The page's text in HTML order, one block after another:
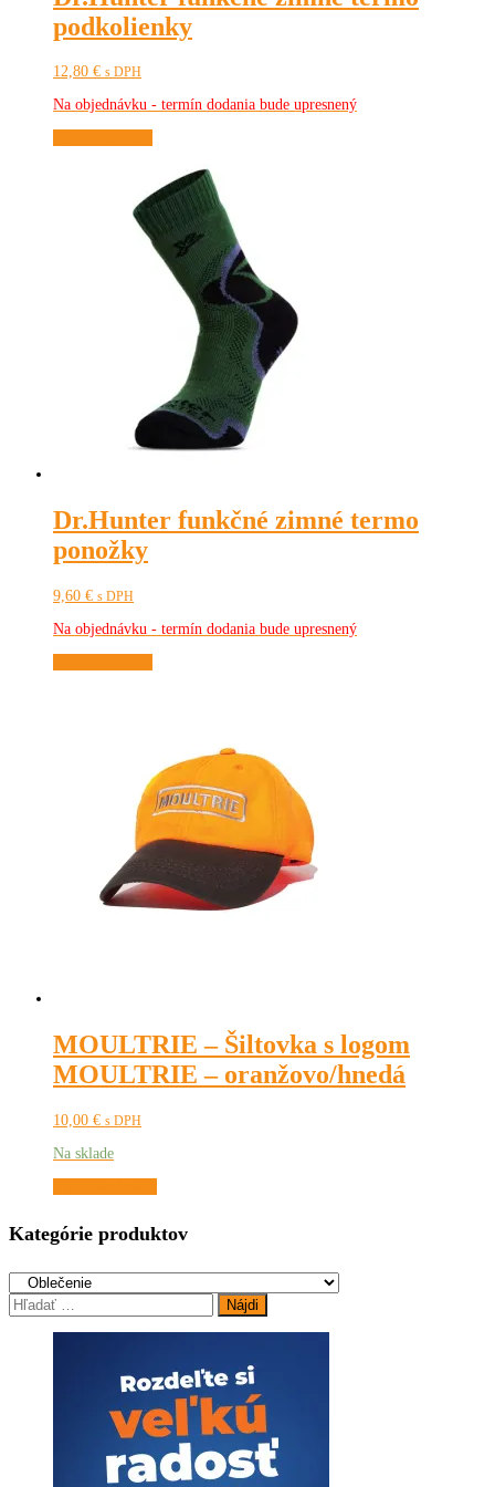
podkolienky
12,80 € s DPH
Na objednávku - termín dodania bude upresnený
viacero
variantov.
Možnosti
si
môžete
vybrať
stránke
produktu.
Dr.Hunter funkčné zimné termo
ponožky
9,60 € s DPH
Na objednávku - termín dodania bude upresnený
si
môžete
vybrať
na
stránke
MOULTRIE – Šiltovka s logom
MOULTRIE – oranžovo/hnedá
10,00 € s DPH
Na sklade
Kategórie produktov
Hľadať: